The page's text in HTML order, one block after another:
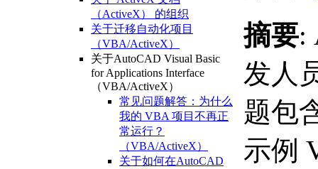
（ActiveX） 的组织
关于迁移自动化项目
（VBA/ActiveX）
关于AutoCAD Visual Basic
for Applications Interface
（VBA/ActiveX）
常见问题解答：为什么
我的 VBA 项目不再正
常运行？
（VBA/ActiveX）
关于如何在AutoCAD
摘要:
发人
题包
示例